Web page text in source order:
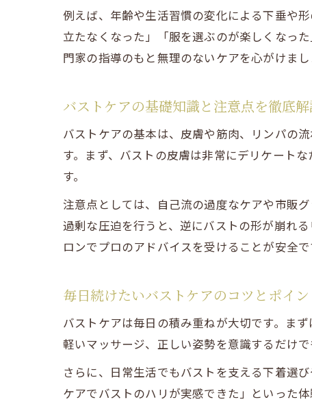
例えば、年齢や生活習慣の変化による下垂や
立たなくなった」「服を選ぶのが楽しくなっ
門家の指導のもと無理のないケアを心がけまし
バストケアの基礎知識と注意点を徹底
バストケアの基本は、皮膚や筋肉、リンパの
す。まず、バストの皮膚は非常にデリケート
す。
注意点としては、自己流の過度なケアや市販
過剰な圧迫を行うと、逆にバストの形が崩れ
ロンでプロのアドバイスを受けることが安全で
毎日続けたいバストケアのコツとポイン
バストケアは毎日の積み重ねが大切です。ま
軽いマッサージ、正しい姿勢を意識するだけで
さらに、日常生活でもバストを支える下着選
ケアでバストのハリが実感できた」といった